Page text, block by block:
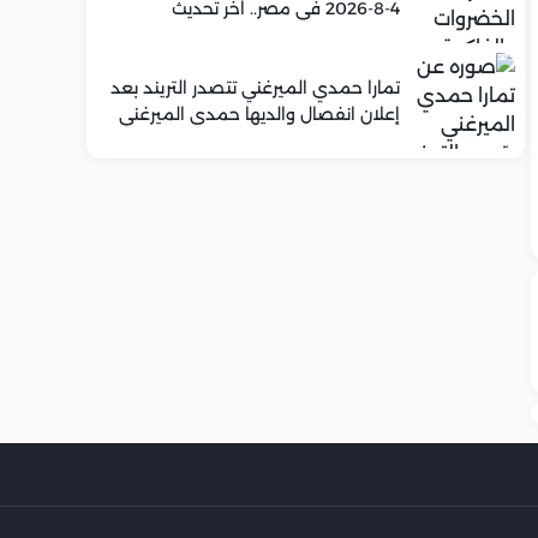
4-8-2026 في مصر.. اخر تحديث
تمارا حمدي الميرغني تتصدر التريند بعد
إعلان انفصال والديها حمدي الميرغني